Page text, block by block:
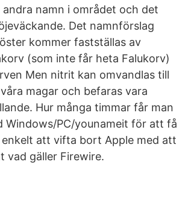
namn i området och det
Det namnförslag
kommer fastställas av
(som inte får heta Falukorv)
Men nitrit kan omvandlas till
magar och befaras vara
Hur många timmar får man
Windows/PC/younameit för att få
att vifta bort Apple med att
vad gäller Firewire.